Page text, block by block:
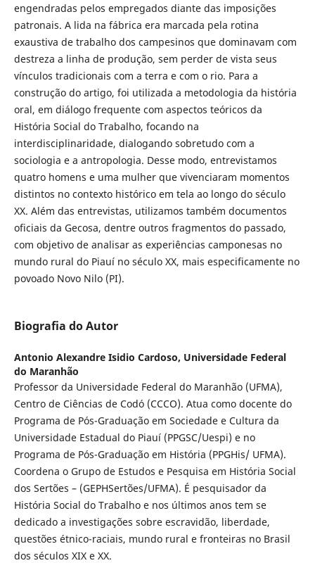
engendradas pelos empregados diante das imposições
patronais. A lida na fábrica era marcada pela rotina
exaustiva de trabalho dos campesinos que dominavam com
destreza a linha de produção, sem perder de vista seus
vínculos tradicionais com a terra e com o rio. Para a
construção do artigo, foi utilizada a metodologia da história
oral, em diálogo frequente com aspectos teóricos da
História Social do Trabalho, focando na
interdisciplinaridade, dialogando sobretudo com a
sociologia e a antropologia. Desse modo, entrevistamos
quatro homens e uma mulher que vivenciaram momentos
distintos no contexto histórico em tela ao longo do século
XX. Além das entrevistas, utilizamos também documentos
oficiais da Gecosa, dentre outros fragmentos do passado,
com objetivo de analisar as experiências camponesas no
mundo rural do Piauí no século XX, mais especificamente no
povoado Novo Nilo (PI).
Biografia do Autor
Antonio Alexandre Isidio Cardoso, Universidade Federal
do Maranhão
Professor da Universidade Federal do Maranhão (UFMA),
Centro de Ciências de Codó (CCCO). Atua como docente do
Programa de Pós-Graduação em Sociedade e Cultura da
Universidade Estadual do Piauí (PPGSC/Uespi) e no
Programa de Pós-Graduação em História (PPGHis/ UFMA).
Coordena o Grupo de Estudos e Pesquisa em História Social
dos Sertões – (GEPHSertões/UFMA). É pesquisador da
História Social do Trabalho e nos últimos anos tem se
dedicado a investigações sobre escravidão, liberdade,
questões étnico-raciais, mundo rural e fronteiras no Brasil
dos séculos XIX e XX.